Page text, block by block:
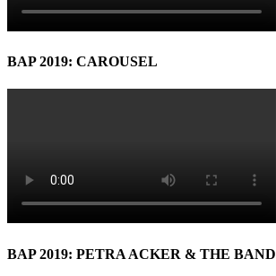
BAP 2019: CAROUSEL
BAP 2019: PETRA ACKER & THE BAND